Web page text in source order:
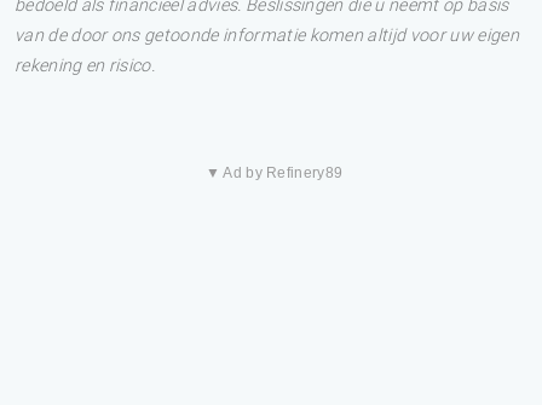
bedoeld als financieel advies. Beslissingen die u neemt op basis
van de door ons getoonde informatie komen altijd voor uw eigen
rekening en risico.
▼ Ad by Refinery89